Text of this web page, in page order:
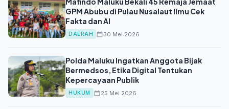
GPM Abubu di Pulau Nusalaut Ilmu Cek
Fakta dan AI
DAERAH 30 Mei 2026
Polda Maluku Ingatkan Anggota Bijak
Bermedsos, Etika Digital Tentukan
Kepercayaan Publik
HUKUM 25 Mei 2026